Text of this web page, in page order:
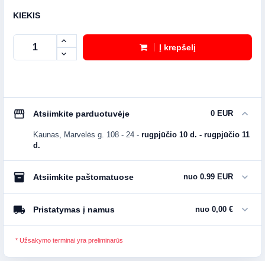
KIEKIS
Į krepšelį
storefront Atsiimkite parduotuvėje 0 EUR expand_more
Kaunas, Marvelės g. 108 - 24 - rugpjūčio 10 d. - rugpjūčio 11
d.
inventory_2Atsiimkite paštomatuose nuo 0.99 EUR expand_more
local_shipping Pristatymas į namus nuo 0,00 € expand_more
* Užsakymo terminai yra preliminarūs